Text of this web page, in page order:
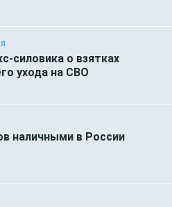
силовика о взятках
ухода на СВО
наличными в России